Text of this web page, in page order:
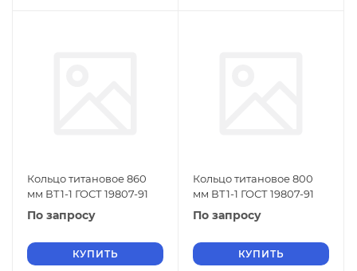
Кольцо титановое 860
мм ВТ1-1 ГОСТ 19807-91
По запросу
КУПИТЬ
Кольцо титановое 800
мм ВТ1-1 ГОСТ 19807-91
По запросу
КУПИТЬ